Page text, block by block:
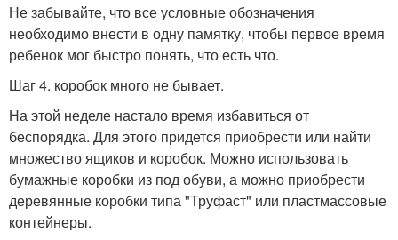
Не забывайте, что все условные обозначения
необходимо внести в одну памятку, чтобы первое время
ребенок мог быстро понять, что есть что.
Шаг 4. коробок много не бывает.
На этой неделе настало время избавиться от
беспорядка. Для этого придется приобрести или найти
множество ящиков и коробок. Можно использовать
бумажные коробки из под обуви, а можно приобрести
деревянные коробки типа "Труфаст" или пластмассовые
контейнеры.